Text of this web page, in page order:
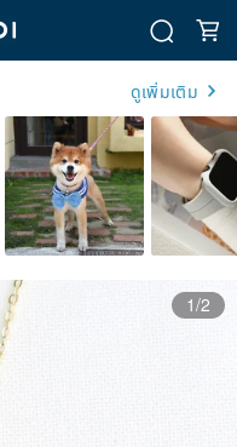
ดูเพิ่มเติม
1/2